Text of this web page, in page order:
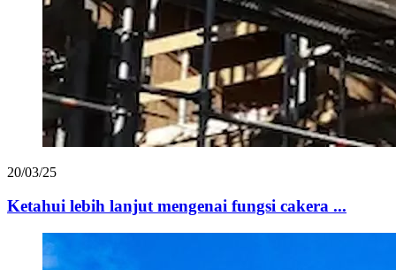
20/03/25
Ketahui lebih lanjut mengenai fungsi cakera ...